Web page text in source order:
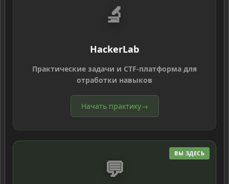
🔬
HackerLab
Практические задачи и CTF-платформа для
отработки навыков
Начать практику→
ВЫ ЗДЕСЬ
💬